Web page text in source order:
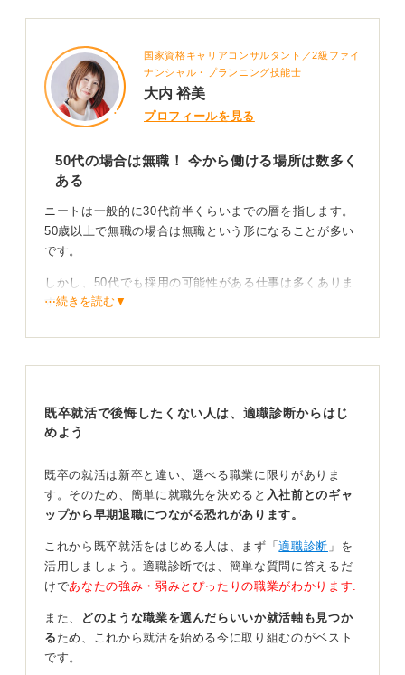
国家資格キャリアコンサルタント／2級ファイ
ナンシャル・プランニング技能士
大内 裕美
プロフィールを見る
50代の場合は無職！ 今から働ける場所は数多く
ある
ニートは一般的に30代前半くらいまでの層を指します。
50歳以上で無職の場合は無職という形になることが多い
です。
しかし、50代でも採用の可能性がある仕事は多くありま
す。
ーなど）などがあります。もし親の介護などの経験があ
れば、介護職という選択肢もあります。
る場合もありますし、行政の職業訓練など、公的な支援
を活用してスキルを身に付けることも有効です。
0
⋯続きを読む▼
既卒就活で後悔したくない人は、適職診断からはじ
めよう
既卒の就活は新卒と違い、選べる職業に限りがありま
す。そのため、簡単に就職先を決めると 入社前とのギャ
ップから早期退職につながる恐れがあります。
これから既卒就活をはじめる人は、まず「適職診断 」を
活用しましょう。適職診断では、簡単な質問に答えるだ
けであなたの強み・弱みとぴったりの職業がわかります.
また、
どのような職業を選んだらいいか就活軸も見つか
る ため、これから就活を始める今に取り組むのがベスト
です。